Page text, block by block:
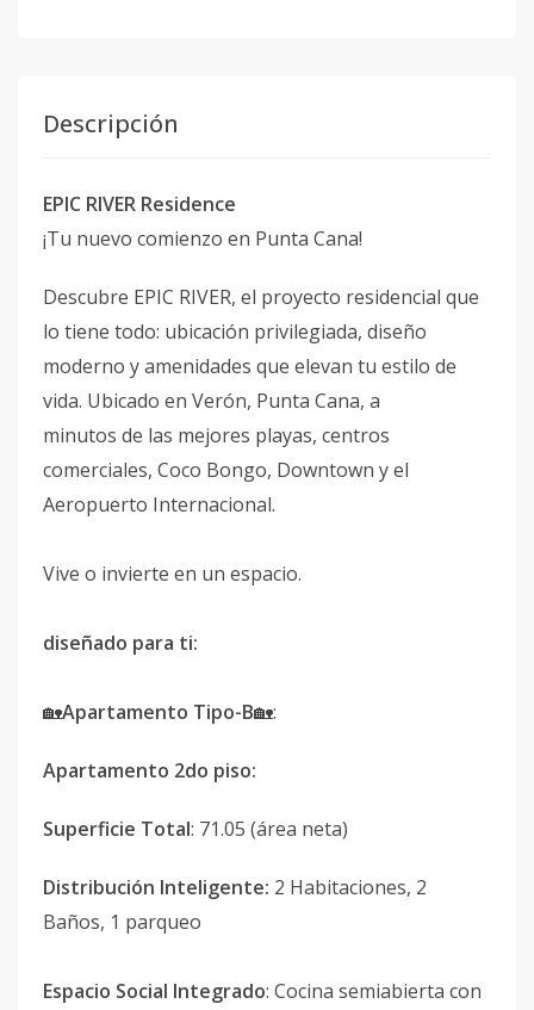
Descripción
EPIC RIVER Residence
¡Tu nuevo comienzo en Punta Cana!
Descubre EPIC RIVER, el proyecto residencial que
lo tiene todo: ubicación privilegiada, diseño
moderno y amenidades que elevan tu estilo de
vida. Ubicado en Verón, Punta Cana, a
minutos de las mejores playas, centros
comerciales, Coco Bongo, Downtown y el
Aeropuerto Internacional.
Vive o invierte en un espacio.
diseñado para ti:
🏡Apartamento Tipo-B🏡:
Apartamento 2do piso:
Superficie Total: 71.05 (área neta)
Distribución Inteligente: 2 Habitaciones, 2
Baños, 1 parqueo
Espacio Social Integrado: Cocina semiabierta con